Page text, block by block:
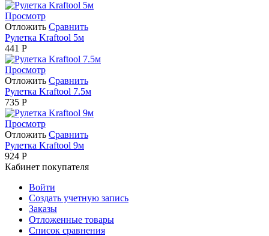
Просмотр
Отложить Сравнить
Рулетка Kraftool 5м
441 Р
Просмотр
Отложить Сравнить
Рулетка Kraftool 7.5м
735 Р
Просмотр
Отложить Сравнить
Рулетка Kraftool 9м
924 Р
Кабинет покупателя
Войти
Создать учетную запись
Заказы
Отложенные товары
Список сравнения